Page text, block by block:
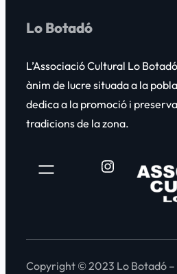
Lo Botadó
L’Associació Cultural Lo Botadó
ànim de lucre situada a la
dedica a la promoció i
tradicions de la zona.
Instagram
Copyright © 2023 Lo Botadó –